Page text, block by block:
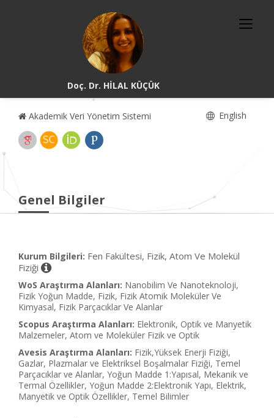
Doç. Dr. HİLAL KÜÇÜK
Akademik Veri Yönetim Sistemi English
Genel Bilgiler
Kurum Bilgileri: Fen Fakültesi, Fizik, Atom Ve Molekül
Fiziği
WoS Araştırma Alanları: Nanobilim Ve Nanoteknoloji,
Fizik Yoğun Madde, Fizik, Fizik Atomik Moleküler Ve
Kimyasal, Fizik Parçacıklar Ve Alanlar
Scopus Araştırma Alanları: Elektronik, Optik ve Manyetik
Malzemeler, Atom ve Moleküler Fizik ve Optik
Avesis Araştırma Alanları: Fizik,Yüksek Enerji Fiziği,
Gazlar, Plazmalar ve Elektriksel Boşalmalar Fiziği, Temel
Parçacıklar ve Alanlar, Yoğun Madde 1:Yapısal, Mekanik ve
Termal Özellikler, Yoğun Madde 2:Elektronik Yapı, Elektrik,
Manyetik ve Optik Özellikler, Temel Bilimler